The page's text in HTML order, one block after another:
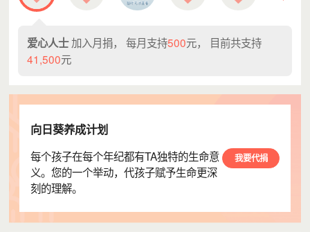
🌳 每月支持5.00元
柴*盼 每月支持200.00元
M* 每月支持5.00元
爱心人士 每月支持100.00元
煜* 每月支持9.90元
爱心人士 每月支持100.00元
爱心人士加入月捐， 每月支持500元， 目前共支持
41,500元
向日葵养成计划
每个孩子在每个年纪都有TA独特的生命意
义。您的一个举动，代孩子赋予生命更深
刻的理解。
我要代捐